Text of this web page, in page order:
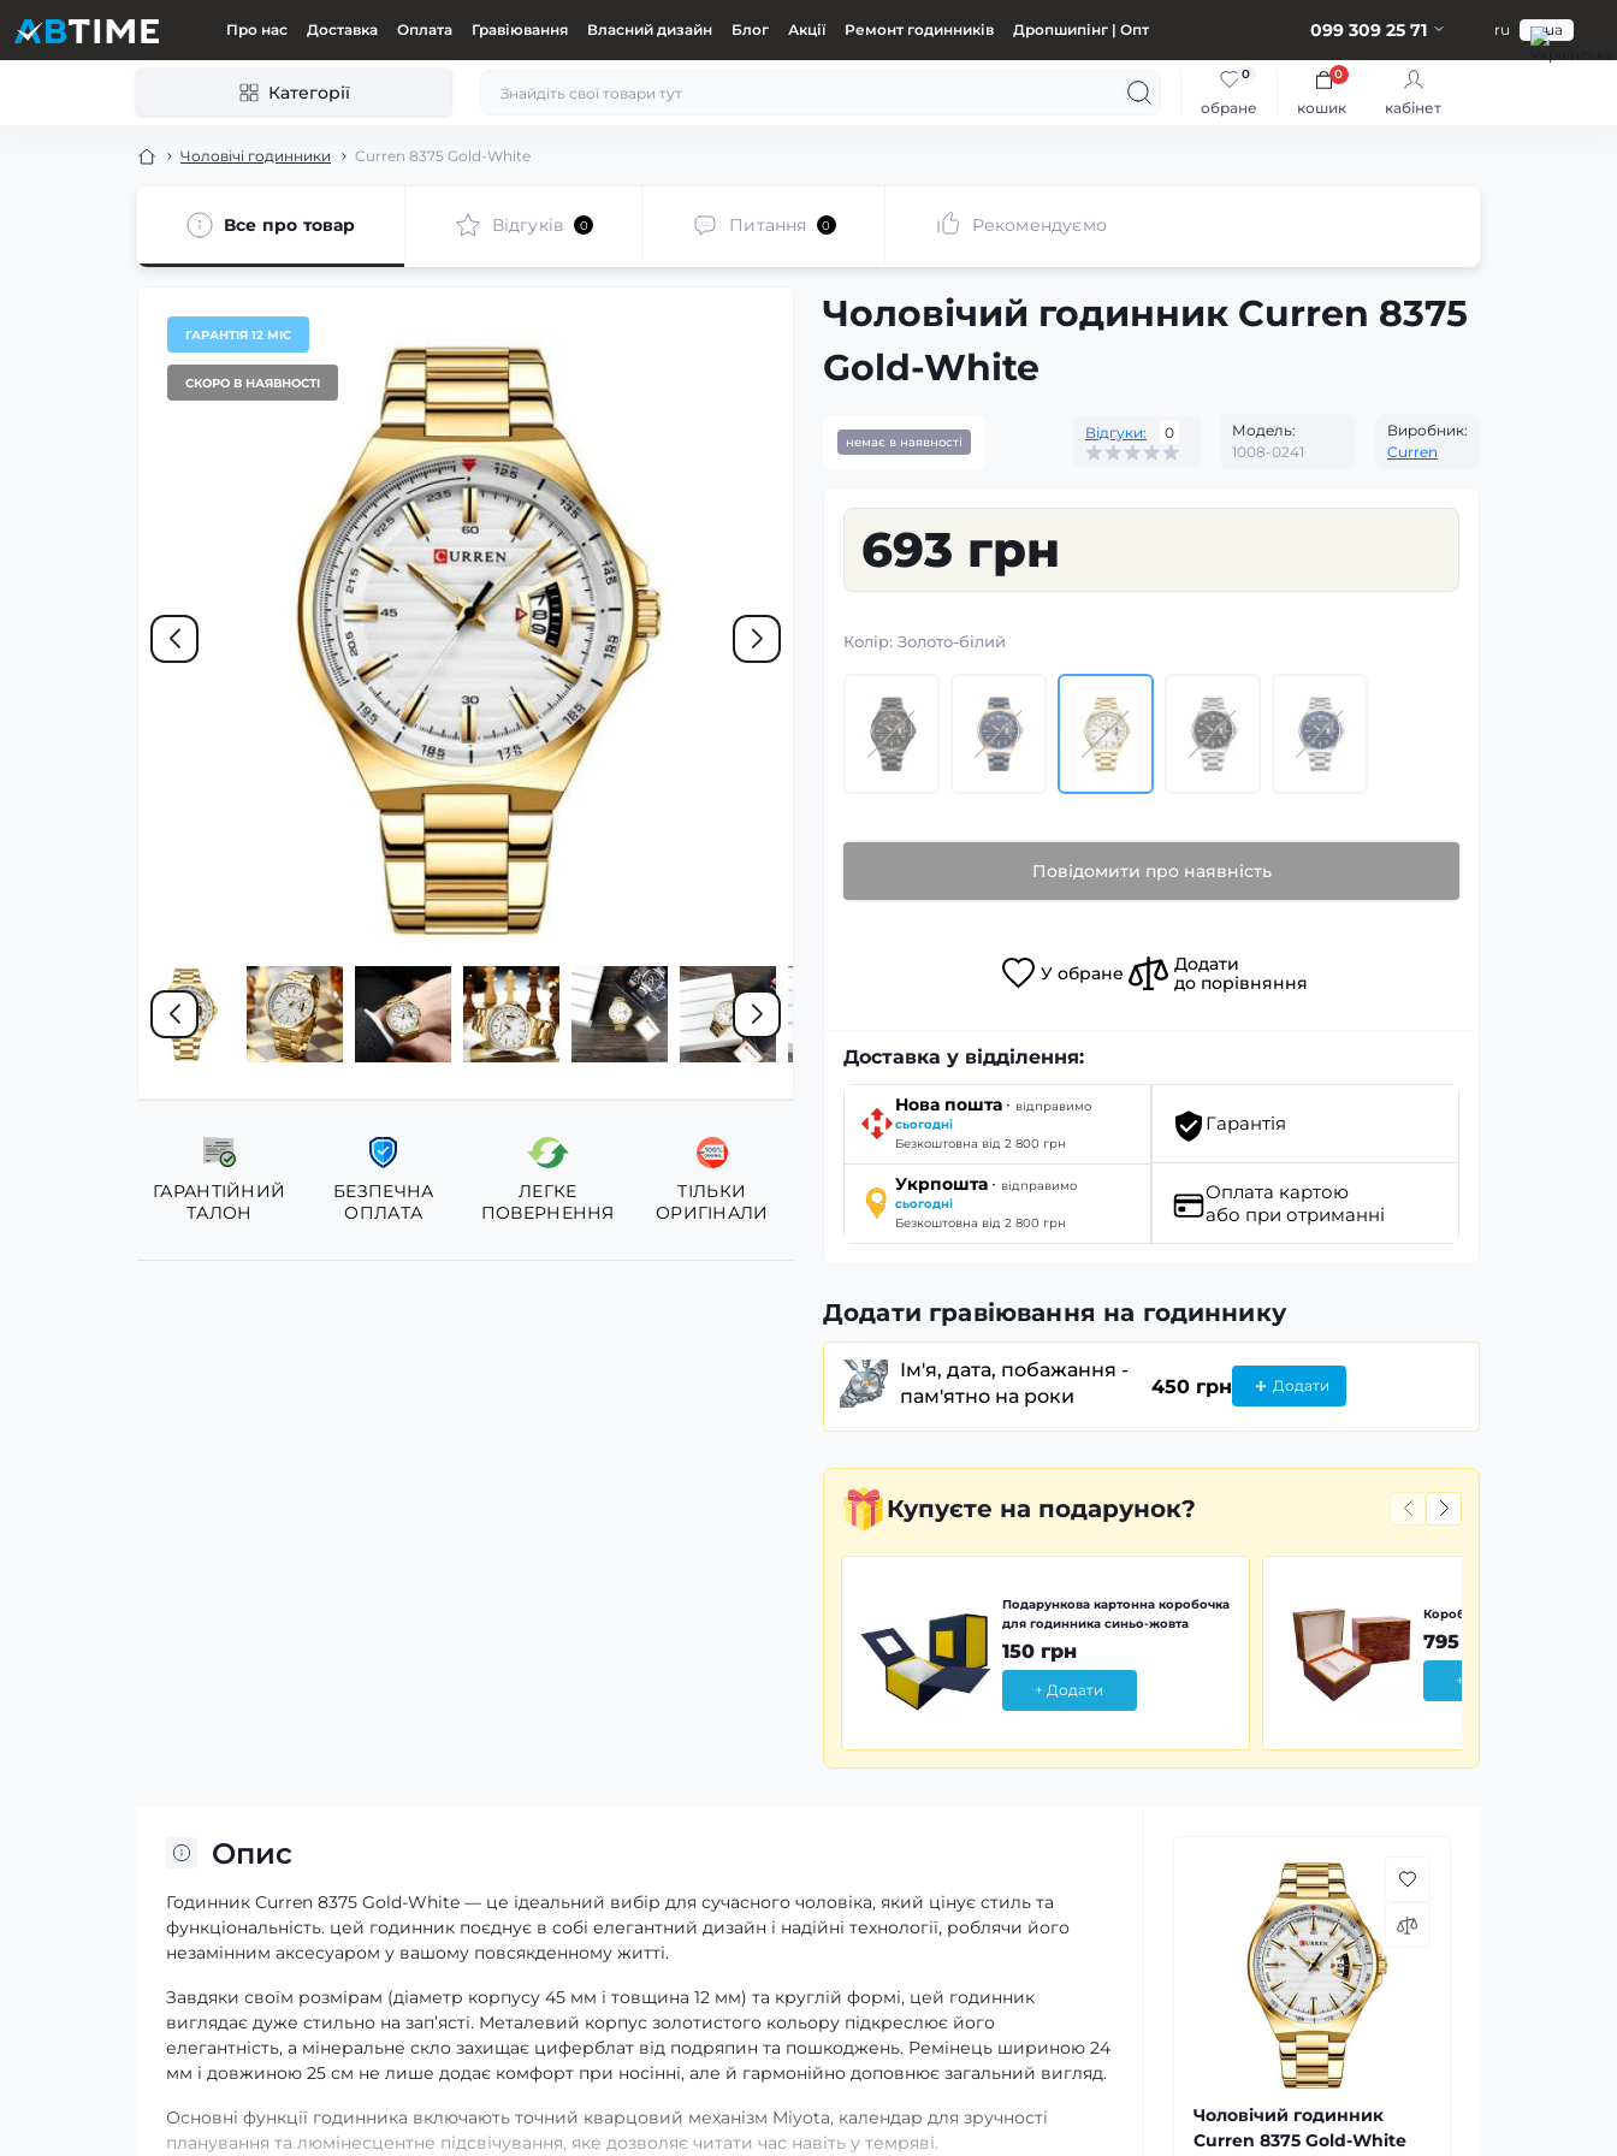
Про нас Доставка Оплата Гравіювання Власний дизайн Блог Акції Ремонт годинників Дропшипінг | Опт 099 309 25 71 ru ua
Категорії
обране
0
кошик
0
кабінет
Чоловічі годинники Curren 8375 Gold-White
Все про товар Відгуків 0 Питання 0 Рекомендуємо
ГАРАНТІЯ 12 МІС
СКОРО В НАЯВНОСТІ
ГАРАНТІЙНИЙ
ТАЛОН
БЕЗПЕЧНА
ОПЛАТА
ЛЕГКЕ
ПОВЕРНЕННЯ
ТІЛЬКИ
ОРИГІНАЛИ
Чоловічий годинник Curren 8375
Gold-White
немає в наявності Відгуки: 0
Модель:
1008-0241
Виробник:
Curren
693 грн
Колір: Золото-білий
Повідомити про наявність
У обране
Додати
до порівняння
Доставка у відділення:
Нова пошта · відправимо
сьогодні
Безкоштовна від 2 800 грн
Укрпошта · відправимо
сьогодні
Безкоштовна від 2 800 грн
Гарантія
Оплата картою
або при отриманні
Додати гравіювання на годиннику
Ім'я, дата, побажання -
пам'ятно на роки
450 грн Додати
Купуєте на подарунок?
Подарункова картонна коробочка
для годинника синьо-жовта
150 грн
+ Додати
Коробочка дерево Wood
795 грн
+ Додати
Опис
Годинник Curren 8375 Gold-White — це ідеальний вибір для сучасного чоловіка, який цінує стиль та
функціональність. цей годинник поєднує в собі елегантний дизайн і надійні технології, роблячи його
незамінним аксесуаром у вашому повсякденному житті.
Завдяки своїм розмірам (діаметр корпусу 45 мм і товщина 12 мм) та круглій формі, цей годинник
виглядає дуже стильно на зап’ясті. Металевий корпус золотистого кольору підкреслює його
елегантність, а мінеральне скло захищає циферблат від подряпин та пошкоджень. Ремінець шириною 24
мм і довжиною 25 см не лише додає комфорт при носінні, але й гармонійно доповнює загальний вигляд.
Основні функції годинника включають точний кварцовий механізм Miyota, календар для зручності
планування та люмінесцентне підсвічування, яке дозволяє читати час навіть у темряві.
Чоловічий годинник
Curren 8375 Gold-White